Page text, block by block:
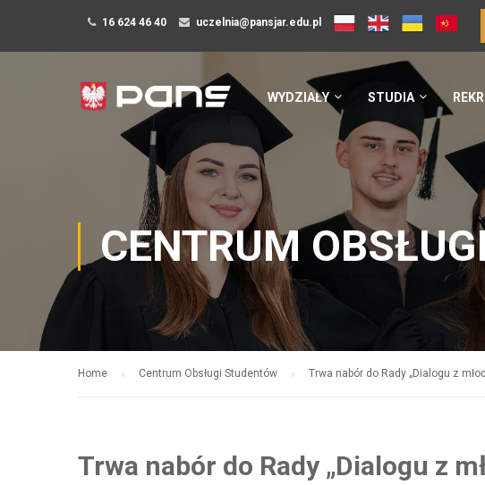
16 624 46 40 uczelnia@pansjar.edu.pl
WYDZIAŁY STUDIA
CENTRUM
Home Centrum Obsługi Studentów Trwa nabór do Rady „Dialogu z
Trwa nabór do Rady „Dialogu z